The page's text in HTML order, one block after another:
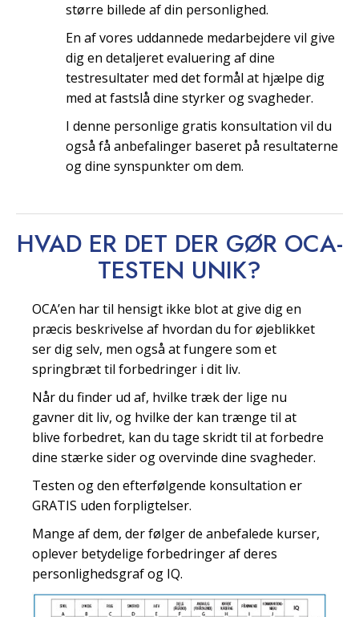
større billede af din personlighed.
En af vores uddannede medarbejdere vil give
dig en detaljeret evaluering af dine
testresultater med det formål at hjælpe dig
med at fastslå dine styrker og svagheder.
I denne personlige gratis konsultation vil du
også få anbefalinger baseret på resultaterne
og dine synspunkter om dem.
HVAD ER DET DER GØR OCA-
TESTEN UNIK?
OCA’en har til hensigt ikke blot at give dig en
præcis beskrivelse af hvordan du for øjeblikket
ser dig selv, men også at fungere som et
springbræt til forbedringer i dit liv.
Når du finder ud af, hvilke træk der lige nu
gavner dit liv, og hvilke der kan trænge til at
blive forbedret, kan du tage skridt til at forbedre
dine stærke sider og overvinde dine svagheder.
Testen og den efterfølgende konsultation er
GRATIS uden forpligtelser.
Mange af dem, der følger de anbefalede kurser,
oplever betydelige forbedringer af deres
personlighedsgraf og IQ.